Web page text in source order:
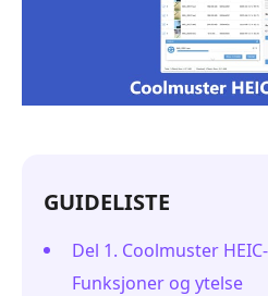
GUIDELISTE
Del 1. Coolmuster
Funksjoner og ytelse